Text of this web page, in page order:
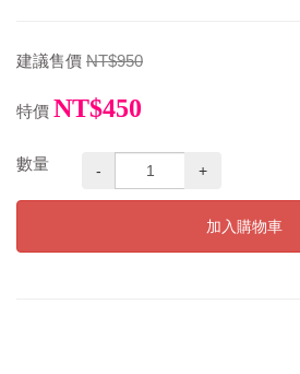
建議售價 NT$950
特價 NT$450
數量 - +
加入購物車